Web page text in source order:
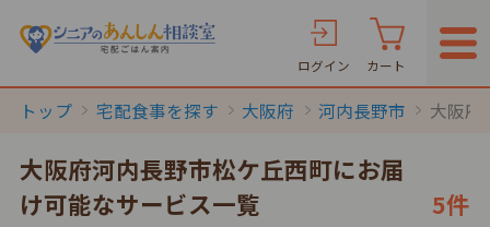
ログイン カート
トップ 宅配食事を探す 大阪府 河内長野市 大阪府
大阪府河内長野市松ケ丘西町にお届
け可能なサービス一覧
5件